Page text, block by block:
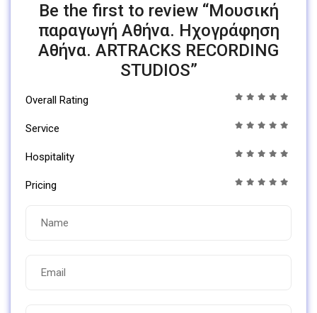
Be the first to review “Μουσική
παραγωγή Αθήνα. Ηχογράφηση
Αθήνα. ARTRACKS RECORDING
STUDIOS”
Overall Rating
Service
Hospitality
Pricing